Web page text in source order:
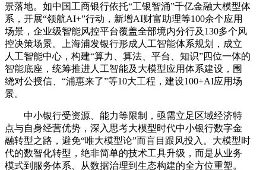
景落地。如中国工商银行依托“工银智涌”千亿金融大模型体
系，开展“领航AI+”行动，新增AI财富助理等100余个应用
场景，企业级智能风控平台覆盖全部境内分行及130多个风
控决策场景。上海浦发银行形成人工智能体系规划，成立
人工智能中心，构建“算力、算法、平台、知识”四位一体的
智能底座，统筹推进人工智能及大模型应用体系建设，围
绕对公授信、“浦惠来了”等10大工程，建设100+AI应用场
景。
中小银行受资源、能力等限制，亟需立足区域经济特
点与自身经营优势，深入思考大模型时代中小银行数字金
融转型之路，避免“唯大模型论”而盲目跟风投入。大模型时
代的数智化转型，绝非简单的技术工具升级，而是从业务
模式到服务体系、从数据治理到生态构建的全方位重塑。